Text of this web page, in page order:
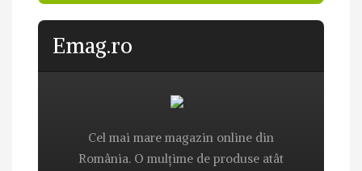
Emag.ro
Cel mai mare magazin online din
România. O mulțime de produse atât